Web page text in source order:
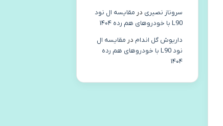
سروناز نصیری در مقایسه ال نود
L90 با خودروهای هم رده ۱۴۰۴
داریوش گل اندام در مقایسه ال
نود L90 با خودروهای هم رده
۱۴۰۴